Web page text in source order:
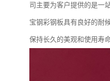
司主要为客户提供的是一
宝钢彩钢板具有良好的耐
保持长久的美观和使用寿命